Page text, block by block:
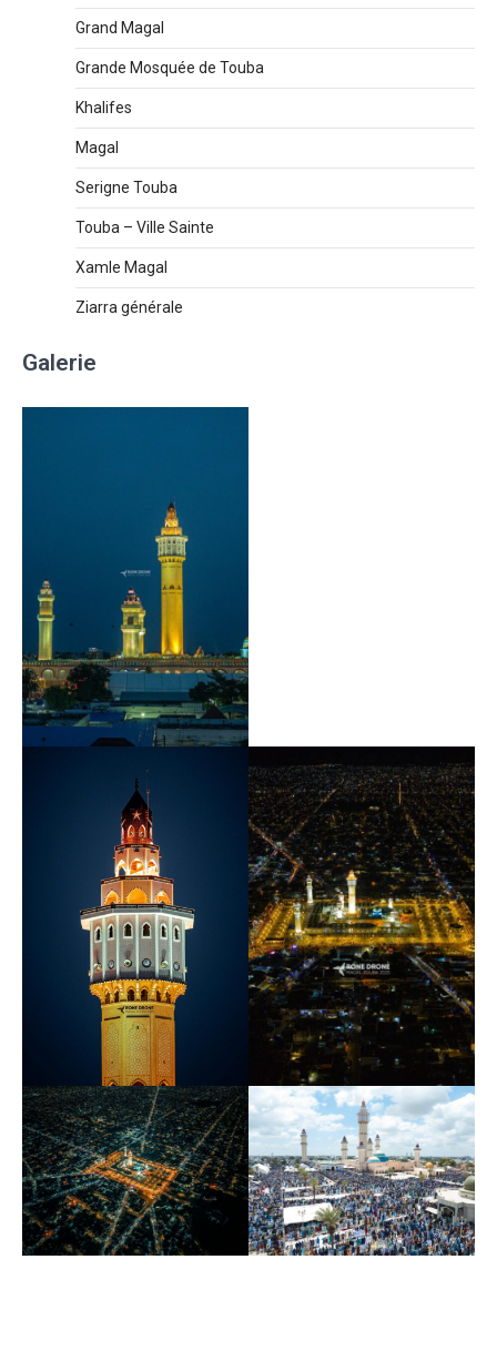
Grand Magal
Grande Mosquée de Touba
Khalifes
Magal
Serigne Touba
Touba – Ville Sainte
Xamle Magal
Ziarra générale
Galerie